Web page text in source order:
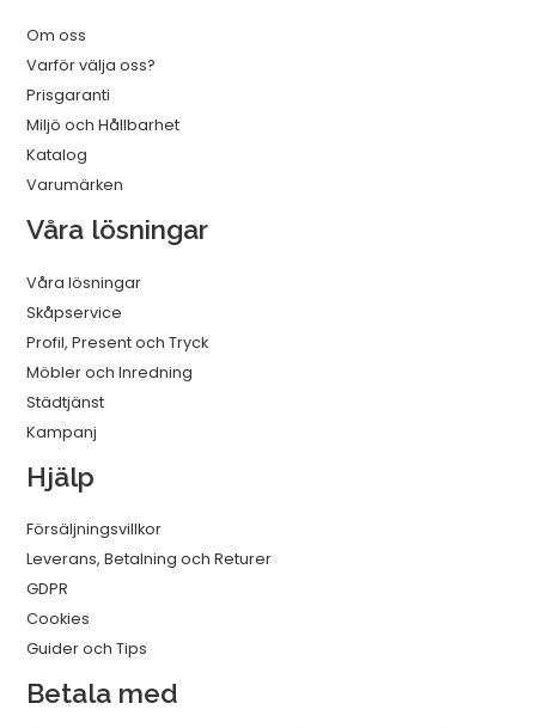
Om oss
Varför välja oss?
Prisgaranti
Miljö och Hållbarhet
Katalog
Varumärken
Våra lösningar
Våra lösningar
Skåpservice
Profil, Present och Tryck
Möbler och Inredning
Städtjänst
Kampanj
Hjälp
Försäljningsvillkor
Leverans, Betalning och Returer
GDPR
Cookies
Guider och Tips
Betala med